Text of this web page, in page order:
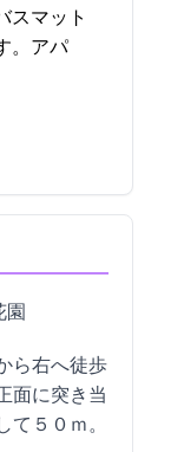
スマット
。アパ
12
ら右へ徒歩1
面に突き当
て５０ｍ。